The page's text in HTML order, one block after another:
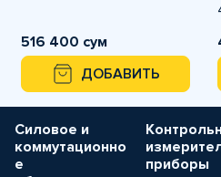
516 400 сум
ДОБАВИТЬ
Силовое и
коммутационно
е
приборы